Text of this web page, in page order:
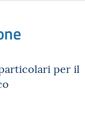
per il